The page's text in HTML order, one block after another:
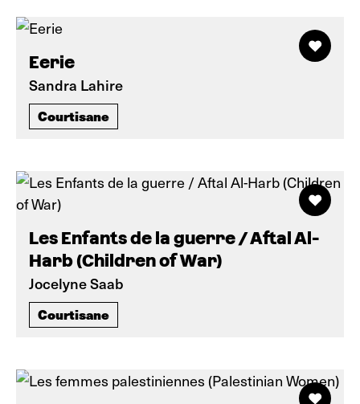
Eerie
Sandra Lahire
Courtisane
Les Enfants de la guerre / Aftal Al-
Harb (Children of War)
Jocelyne Saab
Courtisane